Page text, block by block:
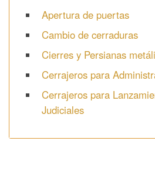
Apertura de puertas
Cambio de cerraduras
Cierres y Persianas
Cerrajeros para
Cerrajeros para
Judiciales